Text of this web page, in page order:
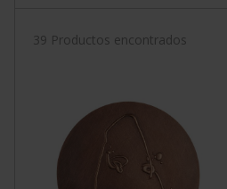
39 Productos encontrados